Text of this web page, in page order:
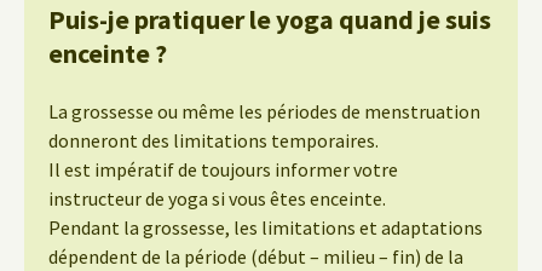
Puis-je pratiquer le yoga quand je suis
enceinte ?
La grossesse ou même les périodes de menstruation
donneront des limitations temporaires.
Il est impératif de toujours informer votre
instructeur de yoga si vous êtes enceinte.
Pendant la grossesse, les limitations et adaptations
dépendent de la période (début – milieu – fin) de la